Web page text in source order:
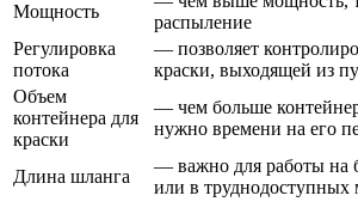
Мощность
распыление
Регулировка
потока
— позволяет
краски, выходящей из
Объем
контейнера для
краски
— чем больше
нужно времени на его
Длина шланга
— важно для работы на
или в труднодоступных